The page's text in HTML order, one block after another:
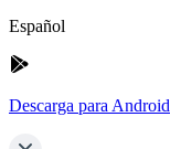
Español
Descarga para Android